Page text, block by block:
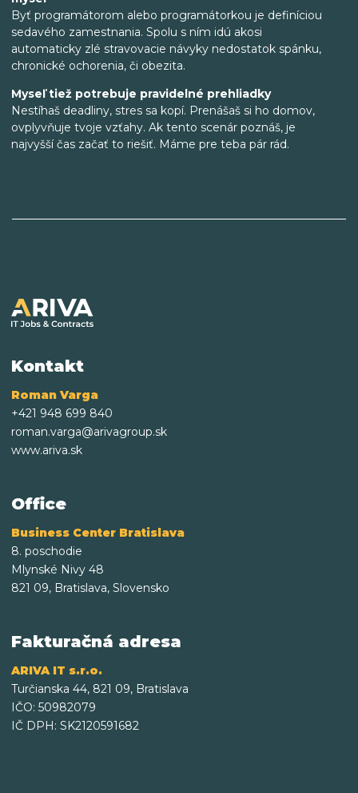
Byť programátorom alebo programátorkou je definíciou
sedavého zamestnania. Spolu s ním idú akosi
automaticky zlé stravovacie návyky nedostatok spánku,
chronické ochorenia, či obezita.
Myseľ tiež potrebuje pravidelné prehliadky
Nestíhaš deadliny, stres sa kopí. Prenášaš si ho domov,
ovplyvňuje tvoje vzťahy. Ak tento scenár poznáš, je
najvyšší čas začať to riešiť. Máme pre teba pár rád.
Kontakt
Roman Varga
+421 948 699 840
roman.varga@arivagroup.sk
www.ariva.sk
Office
Business Center Bratislava
8. poschodie
Mlynské Nivy 48
821 09, Bratislava, Slovensko
Fakturačná adresa
ARIVA IT s.r.o.
Turčianska 44, 821 09, Bratislava
IČO: 50982079
IČ DPH: SK2120591682